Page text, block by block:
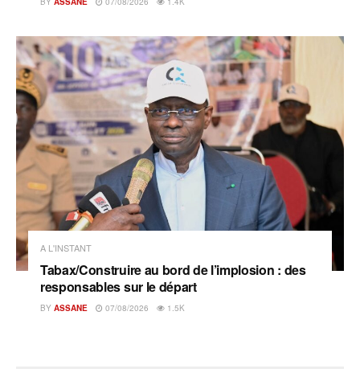
A L'INSTANT
Tabax/Construire au bord de l’implosion : des
responsables sur le départ
BY ASSANE 07/08/2026 1.5K